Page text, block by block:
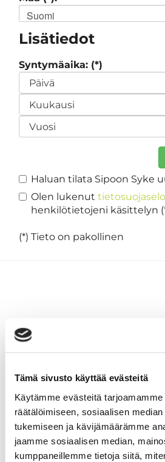
Tämä sivusto käyttää evästeitä
Käytämme evästeitä
räätälöimiseen, sosiaalisen
tukemiseen ja kävijämäärämme
jaamme sosiaalisen median,
kumppaneillemme tietoja siitä,
Suomi
Lisätiedot
Syntymäaika: (*)
Haluan tilata Sipoon Syke
Olen lukenut
henkilötietojeni käsittelyn
(*) Tieto on pakollinen